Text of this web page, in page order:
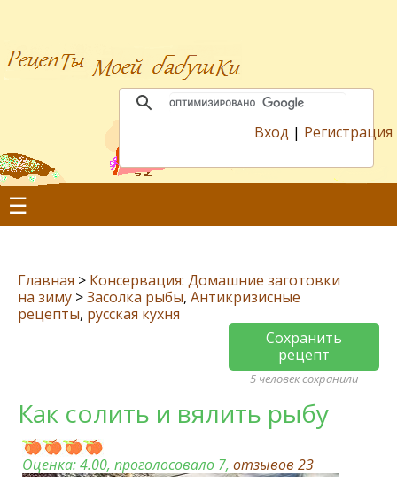
Вход | Регистрация
☰
Главная > Консервация: Домашние заготовки
на зиму >Засолка рыбы, Антикризисные
рецепты, русская кухня
Сохранить
рецепт
5 человек сохранили
Как солить и вялить рыбу
Оценка:4.00, проголосовало 7, отзывов 23